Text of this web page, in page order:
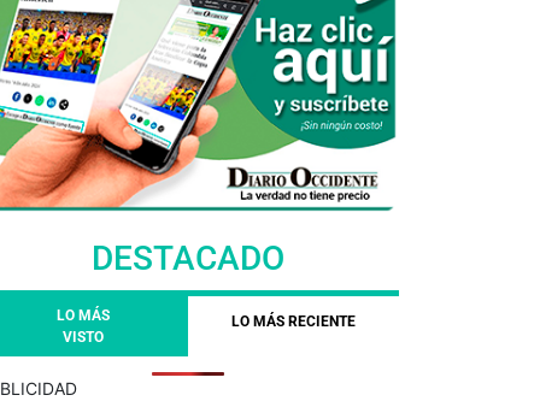
DESTACADO
LO MÁS
VISTO
LO MÁS RECIENTE